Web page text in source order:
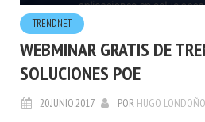
TRENDNET
WEBMINAR GRATIS DE
SOLUCIONES POE
20.JUNIO.2017 POR HUGO LONDOÑO